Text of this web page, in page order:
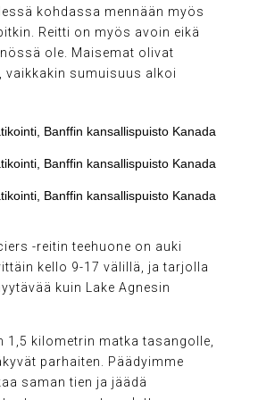
kohdassa mennään myös
Reitti on myös avoin eikä
ole. Maisemat olivat
vaikkakin sumuisuus alkoi
-reitin teehuone on auki
kello 9-17 välillä, ja tarjolla
kuin Lake Agnesin
1,5 kilometrin matka tasangolle,
parhaiten. Päädyimme
saman tien ja jäädä